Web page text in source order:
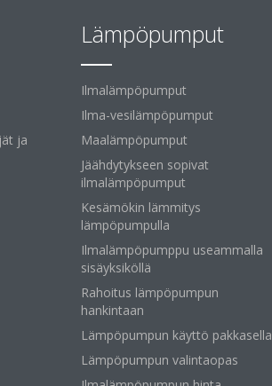
ja
Lämpöpumput
Ilmalämpöpumput
Ilma-vesilämpöpumput
Maalämpöpumput
Jäähdytykseen sopivat
ilmalämpöpumput
Kesämökin lämmitys
lämpöpumpulla
Ilmalämpöpumppu useammalla
sisäyksiköllä
Rahoitus lämpöpumpun
hankintaan
Lämpöpumpun käyttö pakkasella
Lämpöpumpun valintaopas